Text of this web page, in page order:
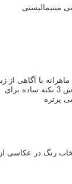
مینیمالیستی
با آگاهی از
بدن - آموزش 3 نکته ساده برای
پرتره
رنگ در عکاسی از